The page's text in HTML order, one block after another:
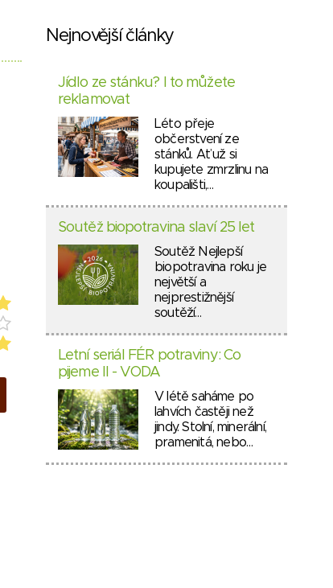
Nejnovější články
Jídlo ze stánku? I to můžete
reklamovat
Léto přeje
občerstvení ze
stánků. Ať už si
kupujete zmrzlinu na
koupališti,…
Soutěž biopotravina slaví 25 let
Soutěž Nejlepší
biopotravina roku je
největší a
nejprestižnější
soutěží…
Letní seriál FÉR potraviny: Co
pijeme II - VODA
V létě saháme po
lahvích častěji než
jindy. Stolní, minerální,
pramenitá, nebo…